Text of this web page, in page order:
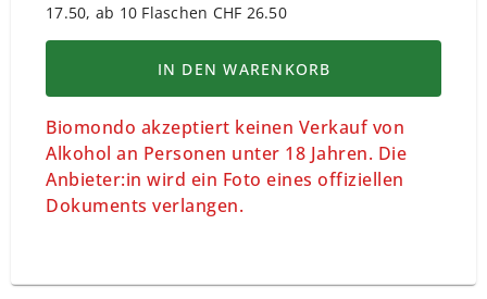
17.50, ab 10 Flaschen CHF 26.50
IN DEN WARENKORB
Biomondo akzeptiert keinen Verkauf von
Alkohol an Personen unter 18 Jahren. Die
Anbieter:in wird ein Foto eines offiziellen
Dokuments verlangen.